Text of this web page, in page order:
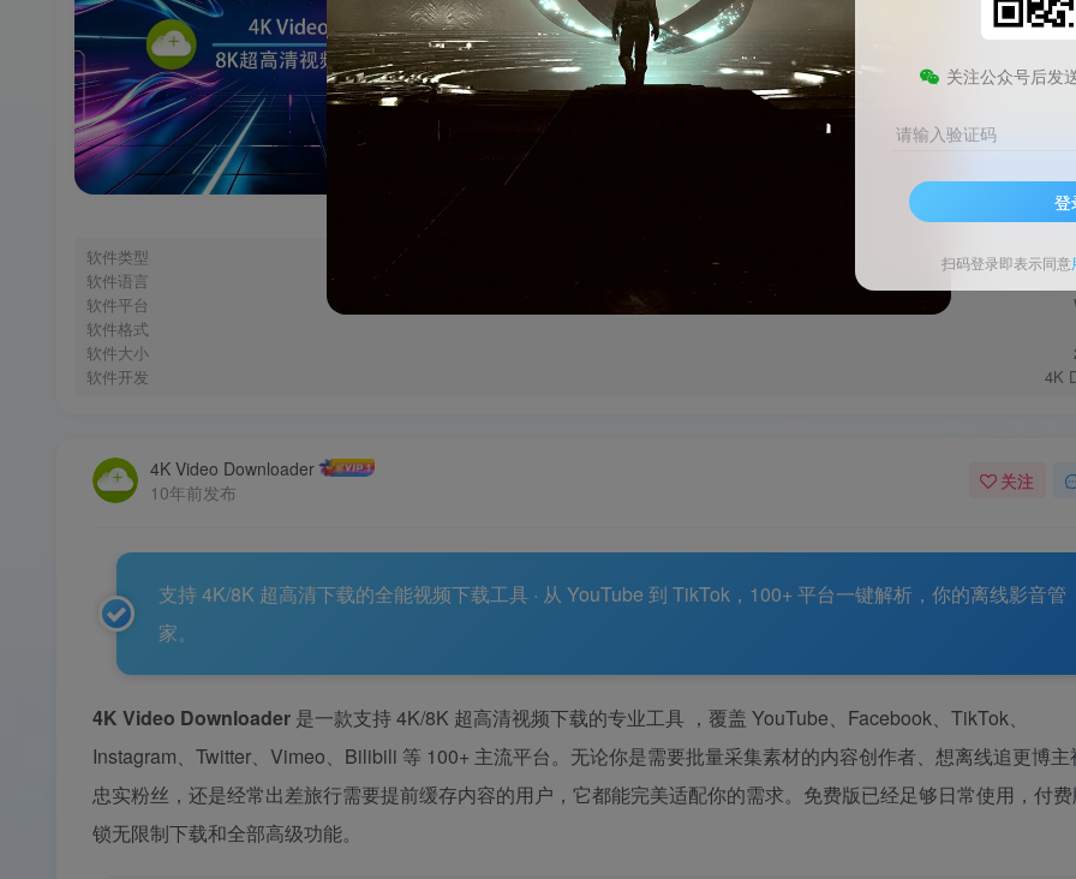
0
技术支持 安装调试
软件类型
软件语言
软件平台
软件格式
软件大小
软件开发
4K
4K Video Downloader
10年前发布
关注
支持 4K/8K 超高清下载的全能视频下载工具 · 从 YouTube 到 TikTok，100+ 平台一键解析，你的离线影音管
家。
4K Video Downloader 是一款支持 4K/8K 超高清视频下载的专业工具 ，覆盖 YouTube、Facebook、TikTok、
Instagram、Twitter、Vimeo、Bilibili 等 100+ 主流平台。无论你是需要批量采集素材的内容创作者、想离线追更博主
忠实粉丝，还是经常出差旅行需要提前缓存内容的用户，它都能完美适配你的需求。免费版已经足够日常使用，付
锁无限制下载和全部高级功能。
关注公众号后发
请输入验证码
登
扫码登录即表示同意